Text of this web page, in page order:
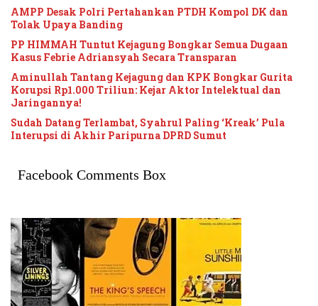
AMPP Desak Polri Pertahankan PTDH Kompol DK dan
Tolak Upaya Banding
PP HIMMAH Tuntut Kejagung Bongkar Semua Dugaan
Kasus Febrie Adriansyah Secara Transparan
Aminullah Tantang Kejagung dan KPK Bongkar Gurita
Korupsi Rp1.000 Triliun: Kejar Aktor Intelektual dan
Jaringannya!
Sudah Datang Terlambat, Syahrul Paling ‘Kreak’ Pula
Interupsi di Akhir Paripurna DPRD Sumut
Facebook Comments Box